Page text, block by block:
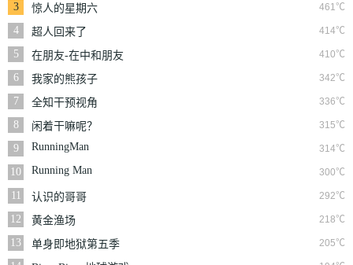
3
461℃
惊人的星期六
4
414℃
超人回来了
5
410℃
在朋友-在中和朋友
们
6 342℃
我家的熊孩子
7
336℃
全知干预视角
8
315℃
闲着干嘛呢？
9
314℃
RunningMan
10 300℃
Running Man
11 292℃
认识的哥哥
12
218℃
黄金渔场
13
205℃
单身即地狱第五季